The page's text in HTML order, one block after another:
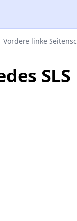
Vordere linke